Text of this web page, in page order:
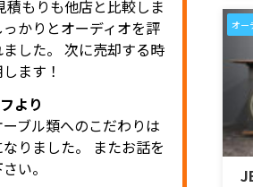
オー
積もりも他店と比較しま
かりとオーディオを評
した。 次に売却する時
ます！
より
ブル類へのこだわりは
りました。 またお話を
い。